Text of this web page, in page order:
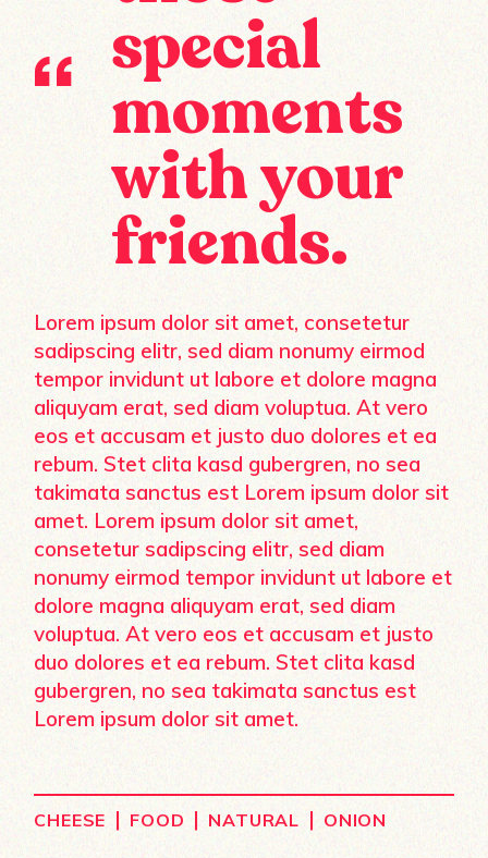
special
moments
with your
friends.
Lorem ipsum dolor sit amet, consetetur
sadipscing elitr, sed diam nonumy eirmod
tempor invidunt ut labore et dolore magna
aliquyam erat, sed diam voluptua. At vero
eos et accusam et justo duo dolores et ea
rebum. Stet clita kasd gubergren, no sea
takimata sanctus est Lorem ipsum dolor sit
amet. Lorem ipsum dolor sit amet,
consetetur sadipscing elitr, sed diam
nonumy eirmod tempor invidunt ut labore et
dolore magna aliquyam erat, sed diam
voluptua. At vero eos et accusam et justo
duo dolores et ea rebum. Stet clita kasd
gubergren, no sea takimata sanctus est
Lorem ipsum dolor sit amet.
CHEESE | FOOD | NATURAL | ONION